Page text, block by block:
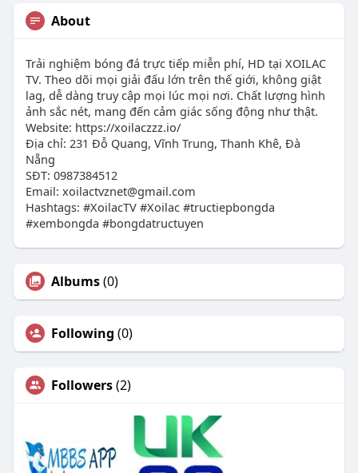
About
Trải nghiệm bóng đá trực tiếp miễn phí, HD tại XOILAC
TV. Theo dõi mọi giải đấu lớn trên thế giới, không giật
lag, dễ dàng truy cập mọi lúc mọi nơi. Chất lượng hình
ảnh sắc nét, mang đến cảm giác sống động như thật.
Website: https://xoilaczzz.io/
Địa chỉ: 231 Đỗ Quang, Vĩnh Trung, Thanh Khê, Đà
Nẵng
SĐT: 0987384512
Email: xoilactvznet@gmail.com
Hashtags: #XoilacTV #Xoilac #tructiepbongda
#xembongda #bongdatructuyen
Albums(0)
Following (0)
Followers(2)